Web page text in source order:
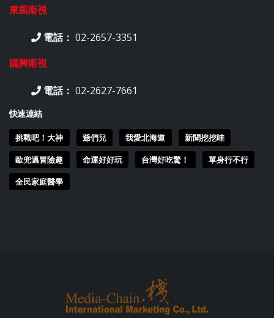
東風衛視
電話： 02-2657-3351
國興衛視
電話： 02-2627-7661
快速連結
挑戰吧！大神 爺們兒 我愛北海道
新聞挖挖哇
歐兜邁冒險趣
命運好好玩 台灣好吃驚！
單身行不行
全民家庭醫學